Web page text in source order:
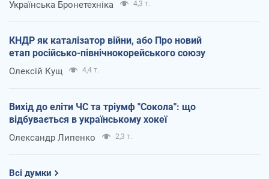
Українська Бронетехніка 4,3 т.
КНДР як каталізатор війни, або Про новий
етап російсько-північнокорейського союзу
Олексій Кущ 4,4 т.
Вихід до еліти ЧС та тріумф "Сокола": що
відбувається в українському хокеї
Олександр Липенко 2,3 т.
Всі думки